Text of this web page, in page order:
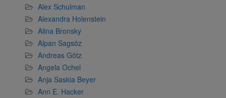
Alex Schulman
Alexandra Holenstein
Alina Bronsky
Alpan Sagsöz
Andreas Götz
Angela Ochel
Anja Saskia Beyer
Ann E. Hacker